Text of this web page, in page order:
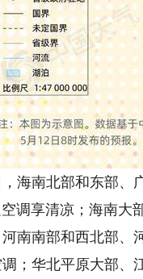
南北部和东部、
调享清凉；海南大
南南部和西北部
；华北平原大部、